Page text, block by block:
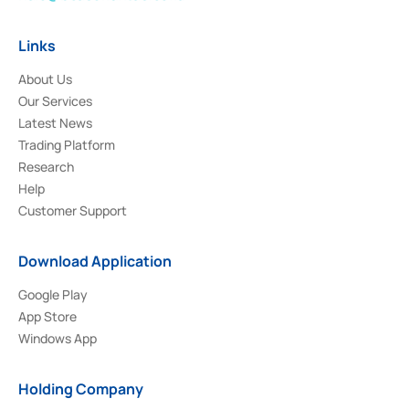
Links
About Us
Our Services
Latest News
Trading Platform
Research
Help
Customer Support
Download Application
Google Play
App Store
Windows App
Holding Company